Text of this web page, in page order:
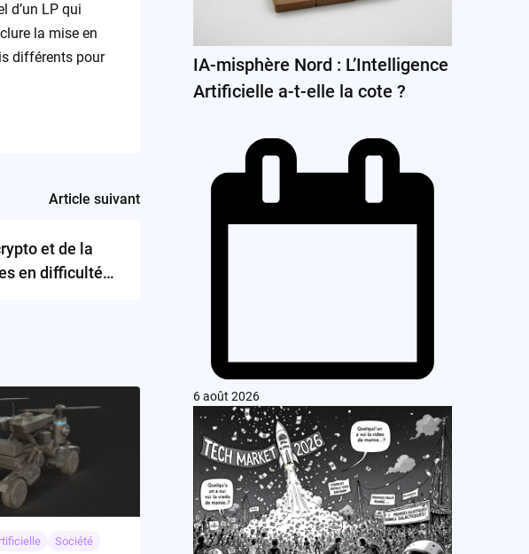
d’un LP qui
la mise en
différents pour
Article suivant
et de la
en difficulté
Société
IA-misphère Nord : L’Intelligence
Artificielle a-t-elle la cote ?
6 août 2026